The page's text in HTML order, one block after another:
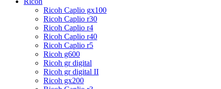
Ricoh Caplio gx100
Ricoh Caplio r30
Ricoh Caplio r4
Ricoh Caplio r40
Ricoh Caplio r5
Ricoh g600
Ricoh gr digital
Ricoh gr digital II
Ricoh gx200